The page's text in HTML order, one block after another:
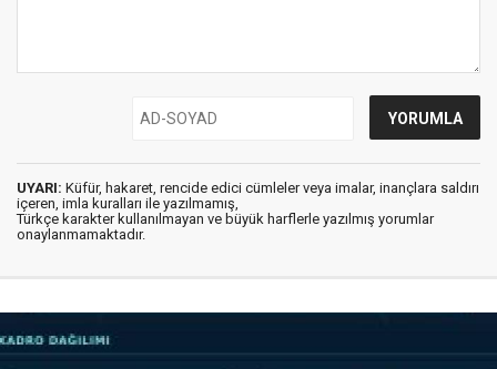
UYARI: Küfür, hakaret, rencide edici cümleler veya imalar, inançlara saldırı
içeren, imla kuralları ile yazılmamış,
Türkçe karakter kullanılmayan ve büyük harflerle yazılmış yorumlar
onaylanmamaktadır.